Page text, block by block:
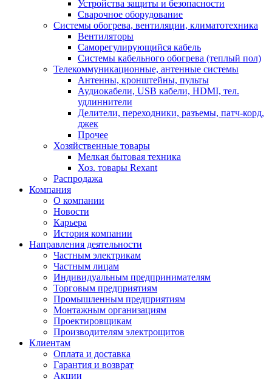
Устройства защиты и безопасности
Сварочное оборудование
Системы обогрева, вентиляции, климатотехника
Вентиляторы
Саморегулирующийся кабель
Системы кабельного обогрева (теплый пол)
Телекоммуникационные, антенные системы
Антенны, кронштейны, пульты
Аудиокабели, USB кабели, HDMI, тел.
удлиннители
Делители, переходники, разъемы, патч-корд,
джек
Прочее
Хозяйственные товары
Мелкая бытовая техника
Хоз. товары Rexant
Распродажа
Компания
О компании
Новости
Карьера
История компании
Направления деятельности
Частным электрикам
Частным лицам
Индивидуальным предпринимателям
Торговым предприятиям
Промышленным предприятиям
Монтажным организациям
Проектировщикам
Производителям электрощитов
Клиентам
Оплата и доставка
Гарантия и возврат
Акции